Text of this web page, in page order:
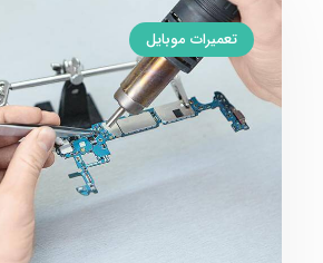
تعمیرات موبایل